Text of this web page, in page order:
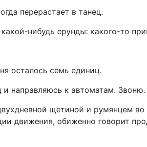
перерастает в танец.
нибудь ерунды: какого-то
осталось семь единиц.
направляюсь к автоматам. Звоню.
щетиной и румянцем во
движения, обиженно говорит